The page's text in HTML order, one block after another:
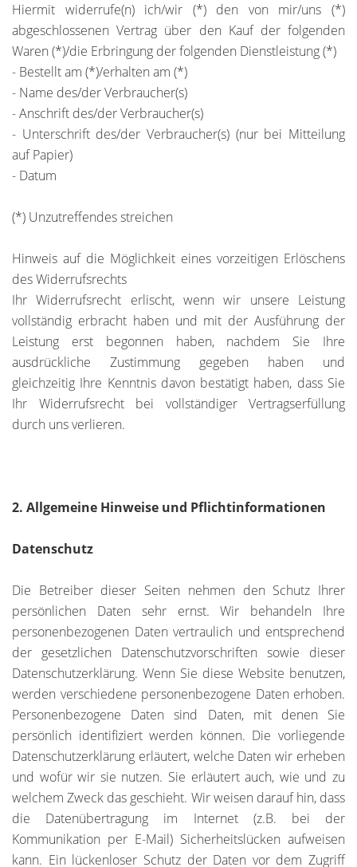
Hiermit widerrufe(n) ich/wir (*) den von mir/uns (*)
abgeschlossenen Vertrag über den Kauf der folgenden
Waren (*)/die Erbringung der folgenden Dienstleistung (*)
- Bestellt am (*)/erhalten am (*)
- Name des/der Verbraucher(s)
- Anschrift des/der Verbraucher(s)
- Unterschrift des/der Verbraucher(s) (nur bei Mitteilung
auf Papier)
- Datum
(*) Unzutreffendes streichen
Hinweis auf die Möglichkeit eines vorzeitigen Erlöschens
des Widerrufsrechts
Ihr Widerrufsrecht erlischt, wenn wir unsere Leistung
vollständig erbracht haben und mit der Ausführung der
Leistung erst begonnen haben, nachdem Sie Ihre
ausdrückliche Zustimmung gegeben haben und
gleichzeitig Ihre Kenntnis davon bestätigt haben, dass Sie
Ihr Widerrufsrecht bei vollständiger Vertragserfüllung
durch uns verlieren.
2. Allgemeine Hinweise und Pflichtinformationen
Datenschutz
Die Betreiber dieser Seiten nehmen den Schutz Ihrer
persönlichen Daten sehr ernst. Wir behandeln Ihre
personenbezogenen Daten vertraulich und entsprechend
der gesetzlichen Datenschutzvorschriften sowie dieser
Datenschutzerklärung. Wenn Sie diese Website benutzen,
werden verschiedene personenbezogene Daten erhoben.
Personenbezogene Daten sind Daten, mit denen Sie
persönlich identifiziert werden können. Die vorliegende
Datenschutzerklärung erläutert, welche Daten wir erheben
und wofür wir sie nutzen. Sie erläutert auch, wie und zu
welchem Zweck das geschieht. Wir weisen darauf hin, dass
die Datenübertragung im Internet (z.B. bei der
Kommunikation per E-Mail) Sicherheitslücken aufweisen
kann. Ein lückenloser Schutz der Daten vor dem Zugriff